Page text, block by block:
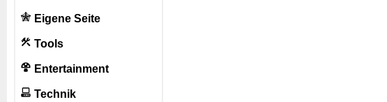
Eigene Seite
Tools
Entertainment
Technik